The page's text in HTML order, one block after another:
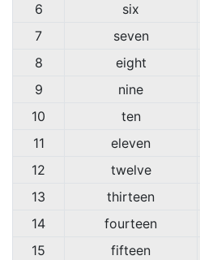
6
six
7
seven
8
eight
9
nine
10
ten
11
eleven
12
twelve
13
thirteen
14
fourteen
15
fifteen